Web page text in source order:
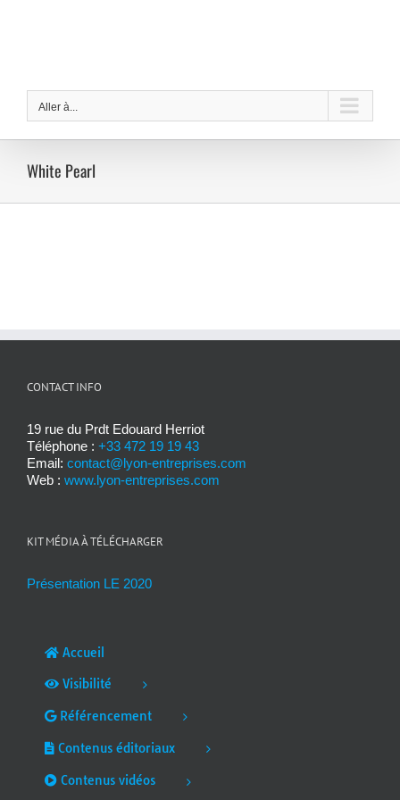
Aller à...
White Pearl
CONTACT INFO
19 rue du Prdt Edouard Herriot
Téléphone : +33 472 19 19 43
Email: contact@lyon-entreprises.com
Web : www.lyon-entreprises.com
KIT MÉDIA À TÉLÉCHARGER
Présentation LE 2020
Accueil
Visibilité
Référencement
Contenus éditoriaux
Contenus vidéos